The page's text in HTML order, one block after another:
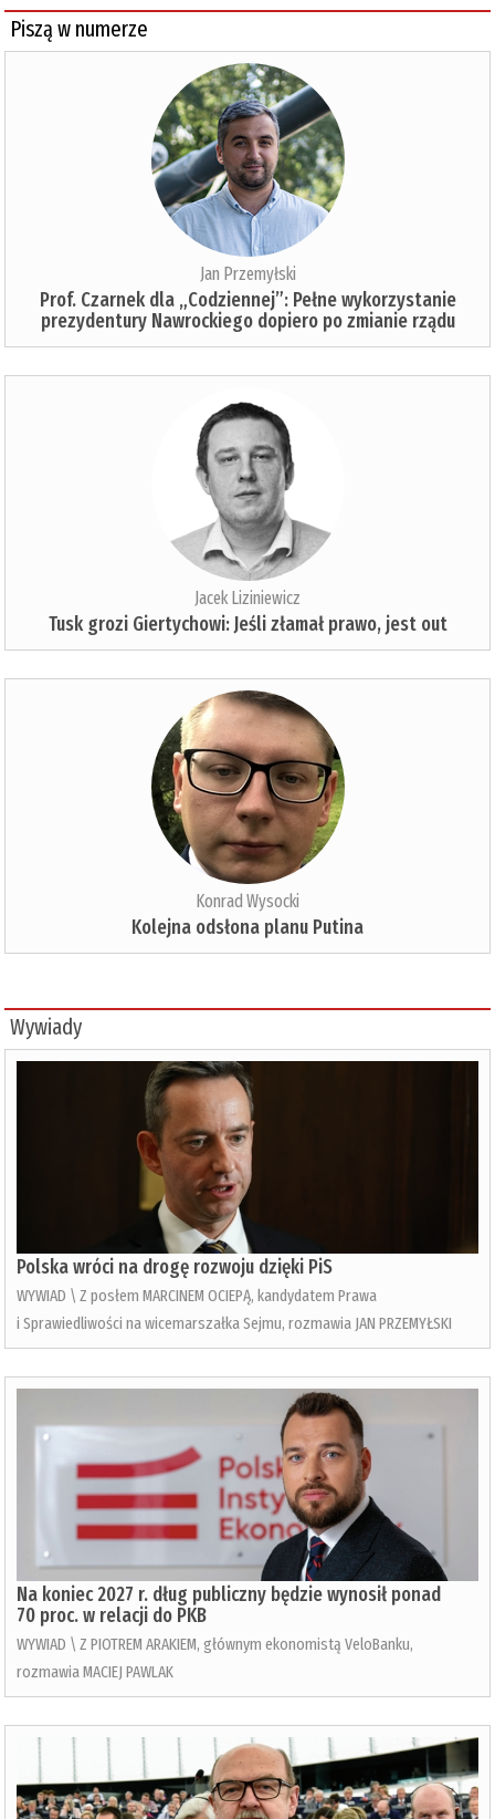
Piszą w numerze
Jan Przemyłski
Prof. Czarnek dla „Codziennej”: Pełne wykorzystanie
prezydentury Nawrockiego dopiero po zmianie rządu
Jacek Liziniewicz
Tusk grozi Giertychowi: Jeśli złamał prawo, jest out
Konrad Wysocki
Kolejna odsłona planu Putina
Wywiady
Polska wróci na drogę rozwoju dzięki PiS
WYWIAD \ Z posłem MARCINEM OCIEPĄ, kandydatem Prawa
i Sprawiedliwości na wicemarszałka Sejmu, rozmawia JAN PRZEMYŁSKI
Na koniec 2027 r. dług publiczny będzie wynosił ponad
70 proc. w relacji do PKB
WYWIAD \ Z PIOTREM ARAKIEM, głównym ekonomistą VeloBanku,
rozmawia MACIEJ PAWLAK